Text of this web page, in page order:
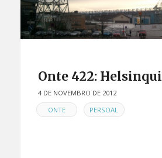
Onte 422: Helsinqui
4 DE NOVEMBRO DE 2012
EN
ONTE , PERSOAL